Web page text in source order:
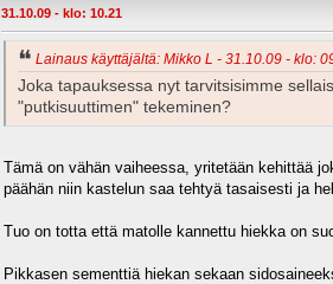
31.10.09 - klo: 10.21
Lainaus käyttäjältä: Mikko L - 31.10.09 - klo:
Joka tapauksessa nyt tarvitsisimme
"putkisuuttimen" tekeminen?
Tämä on vähän vaiheessa, yritetään kehittää
päähän niin kastelun saa tehtyä tasaisesti ja
Tuo on totta että matolle kannettu hiekka on
Pikkasen sementtiä hiekan sekaan